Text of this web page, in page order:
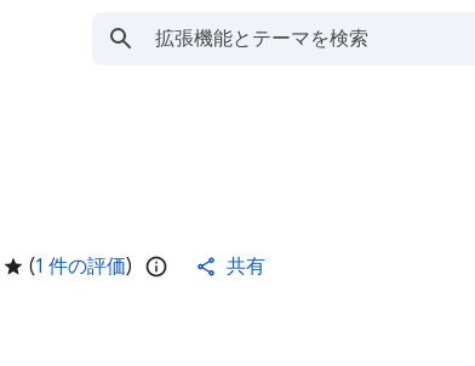
(1 件の評価) 共有